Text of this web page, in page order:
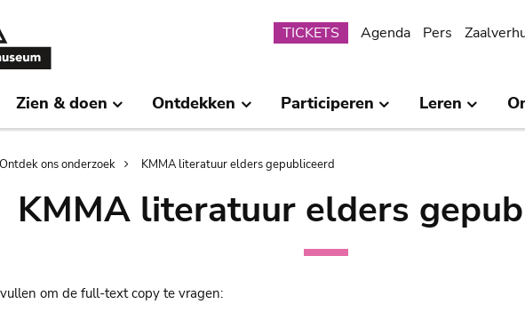
Submenu
TICKETS Agenda Pers
Zien & doen Ontdekken Participeren Leren
Ontdek ons onderzoek KMMA literatuur elders gepubliceerd
KMMA literatuur elders
om de full-text copy te vragen: